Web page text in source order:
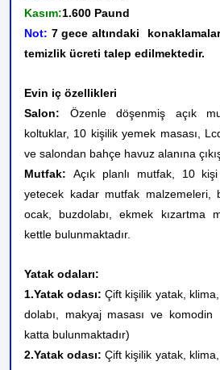
Kasım:1.600 Paund
Not: 7gece altındaki
temizlik ücreti talep edilmektedir.
Evin iç özellikleri
Salon: Özenle döşenmiş açık
koltuklar, 10 kişilik yemek masası,
ve salondan bahçe havuz alanına
Mutfak: Açık planlı mutfak, 10
yetecek kadar mutfak malzemeleri,
ocak, buzdolabı, ekmek kızartma
kettle bulunmaktadır.
Yatak odaları:
1.Yatak odası:Çift kişilik yatak,
dolabı, makyaj masası ve komodin
katta bulunmaktadır)
2.Yatak odası: Çift kişilik yatak,